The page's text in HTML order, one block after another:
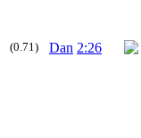
(0.71) Dan 2:26